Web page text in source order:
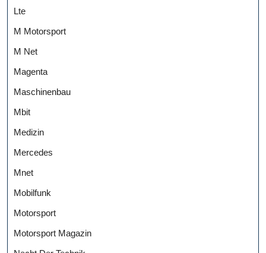
Lte
M Motorsport
M Net
Magenta
Maschinenbau
Mbit
Medizin
Mercedes
Mnet
Mobilfunk
Motorsport
Motorsport Magazin